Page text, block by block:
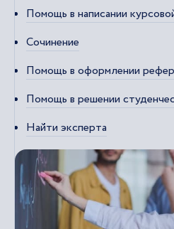
Помощь в написании
Сочинение
Помощь в оформлении
Помощь в решении
Найти эксперта